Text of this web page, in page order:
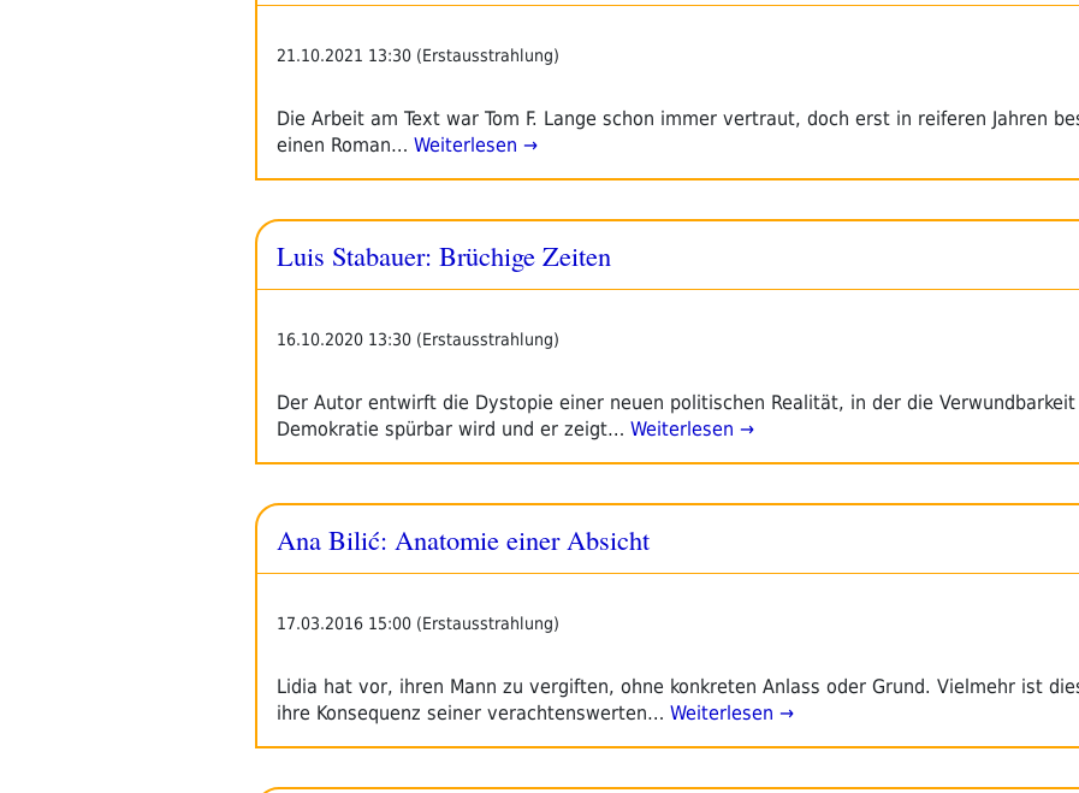
21.10.2021 13:30 (Erstausstrahlung)
Die Arbeit am Text war Tom F. Lange schon immer vertraut, doch erst in reiferen Jahren
einen Roman… Weiterlesen →
Luis Stabauer: Brüchige Zeiten
16.10.2020 13:30 (Erstausstrahlung)
Der Autor entwirft die Dystopie einer neuen politischen Realität, in der die
Demokratie spürbar wird und er zeigt… Weiterlesen →
Ana Bilić: Anatomie einer Absicht
17.03.2016 15:00 (Erstausstrahlung)
Lidia hat vor, ihren Mann zu vergiften, ohne konkreten Anlass oder Grund. Vielmehr ist
ihre Konsequenz seiner verachtenswerten… Weiterlesen →